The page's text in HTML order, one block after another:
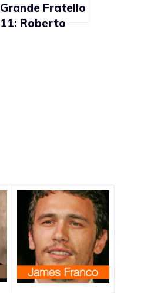
Grande Fratello
11: Roberto